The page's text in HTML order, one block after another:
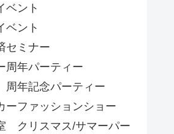
ベント
ベント
ミナー
周年パーティー
年記念パーティー
ーファッションショー
クリスマス/サマーパー